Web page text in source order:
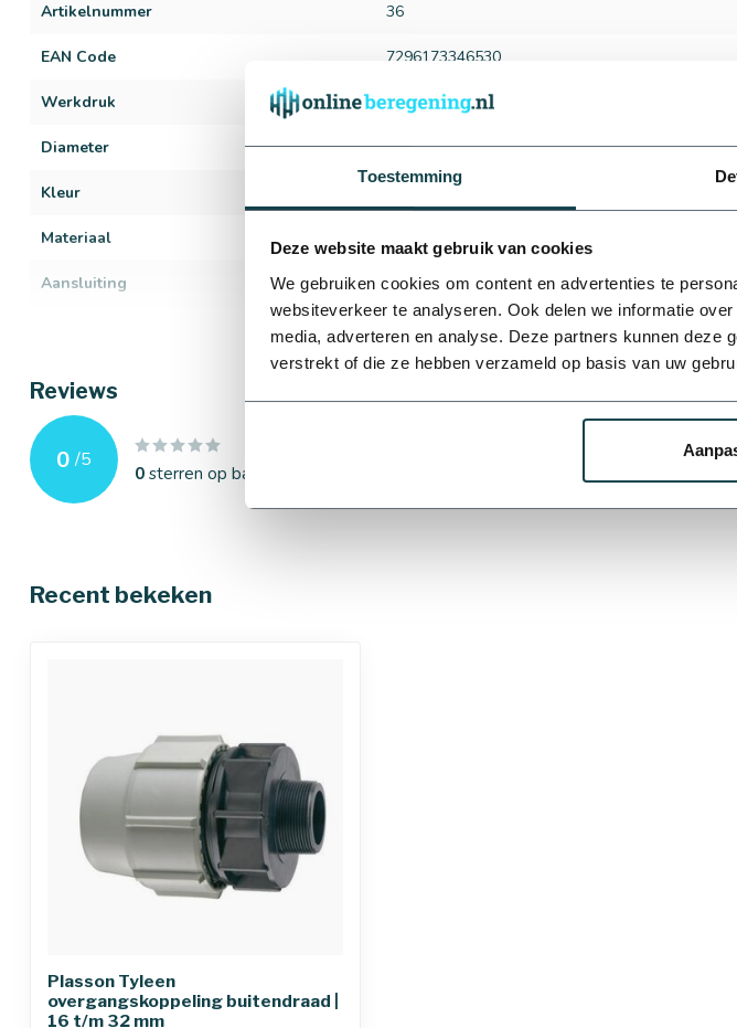
Toestemming
Deze website maakt gebruik van cookies
We gebruiken cookies om content en advertenties te
websiteverkeer te analyseren. Ook delen we informatie
media, adverteren en analyse. Deze partners kunnen deze
verstrekt of die ze hebben verzameld op basis van uw
Artikelnummer 36
EAN Code 7296173346530
Werkdruk 16 bar
Diameter 16 t/m 32 mm
Kleur
Materiaal Tyleen/PE
Aansluiting Klem x buitendraad
Plasson
Bekijk alles
Reviews
0 /5
0sterren op basis van
Je
Recent bekeken
Plasson Tyleen
overgangskoppeling buitendraad |
16 t/m 32 mm